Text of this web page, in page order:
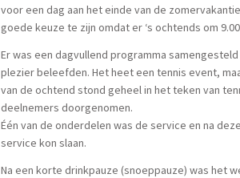
voor een dag aan het einde van de
goede keuze te zijn omdat er ‘s ochtends om
Er was een dagvullend programma
plezier beleefden. Het heet een tennis event,
van de ochtend stond geheel in het teken van
deelnemers doorgenomen.
Één van de onderdelen was de service en na
service kon slaan.
Na een korte drinkpauze (snoeppauze) was het